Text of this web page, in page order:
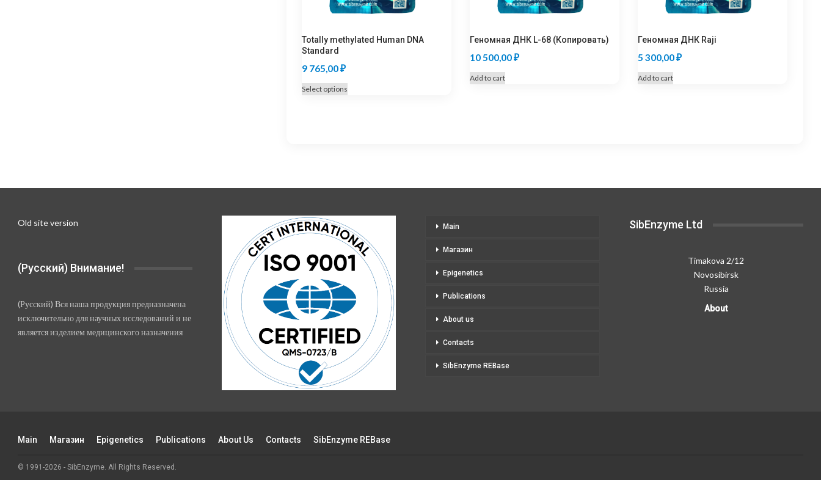
Totally methylated Human DNA
Standard
9 765,00₽
Select options
may
chosen
on
the
product
page
Геномная ДНК L-68 (Копировать)
10 500,00₽
Add to cart
Геномная ДНК Raji
5 300,00₽
Add to cart
Old site version
(Русский) Внимание!
(Русский) Вся наша продукция предназначена
исключительно для научных исследований и не
является изделием медицинского назначения
Main
Магазин
Epigenetics
Publications
About us
Contacts
SibEnzyme REBase
SibEnzyme Ltd
Timakova 2/12
Novosibirsk
Russia
About
Main Магазин Epigenetics Publications About Us Contacts SibEnzyme REBase
© 1991-2026 - SibEnzyme. All Rights Reserved.